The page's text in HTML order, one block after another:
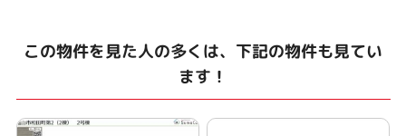
この物件を見た人の多くは、下記の物件も見てい
ます！